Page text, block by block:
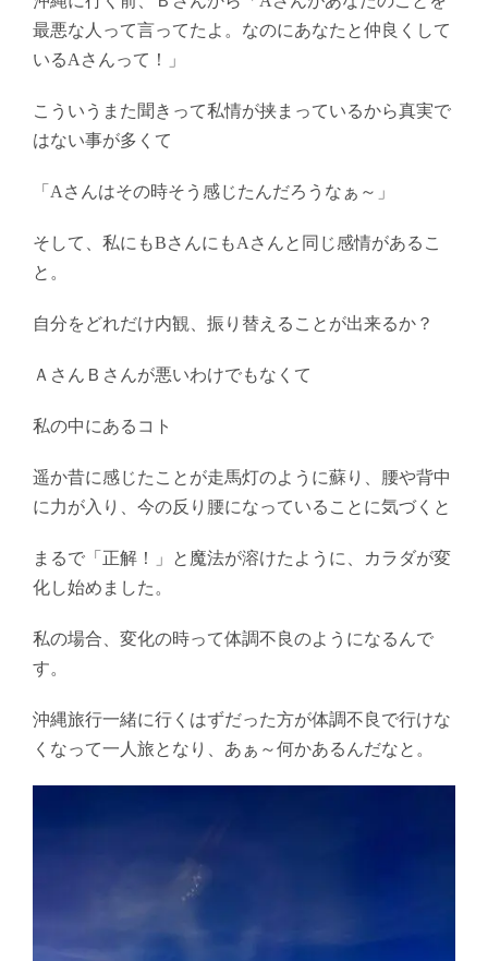
最悪な人って言ってたよ。なのにあなたと仲良くして
いるAさんって！」
こういうまた聞きって私情が挟まっているから真実で
はない事が多くて
「Aさんはその時そう感じたんだろうなぁ～」
そして、私にもBさんにもAさんと同じ感情があるこ
と。
自分をどれだけ内観、振り替えることが出来るか？
ＡさんＢさんが悪いわけでもなくて
私の中にあるコト
遥か昔に感じたことが走馬灯のように蘇り、腰や背中
に力が入り、今の反り腰になっていることに気づくと
まるで「正解！」と魔法が溶けたように、カラダが変
化し始めました。
私の場合、変化の時って体調不良のようになるんで
す。
沖縄旅行一緒に行くはずだった方が体調不良で行けな
くなって一人旅となり、あぁ～何かあるんだなと。